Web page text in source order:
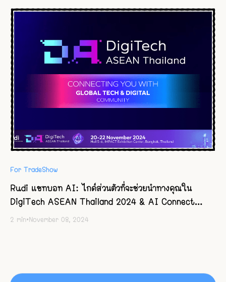
For TradeShow
Rudi แชทบอท AI: ไกด์ส่วนตัวที่จะช่วยนำทางคุณใน
DigiTech ASEAN Thailand 2024 & AI Connect
2024
2 min•November 08, 2024